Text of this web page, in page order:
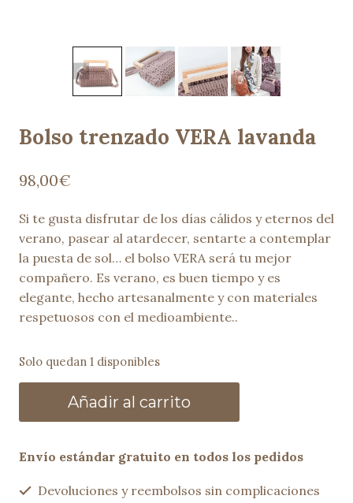
Bolso trenzado VERA lavanda
98,00€
Si te gusta disfrutar de los días cálidos y eternos del
verano, pasear al atardecer, sentarte a contemplar
la puesta de sol… el bolso VERA será tu mejor
compañero. Es verano, es buen tiempo y es
elegante, hecho artesanalmente y con materiales
respetuosos con el medioambiente..
Solo quedan 1 disponibles
trenzado
lavanda
Añadir al carrito
Envío estándar gratuito en todos los pedidos
Devoluciones y reembolsos sin complicaciones